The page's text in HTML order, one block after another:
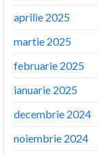
aprilie 2025
martie 2025
februarie 2025
ianuarie 2025
decembrie 2024
noiembrie 2024